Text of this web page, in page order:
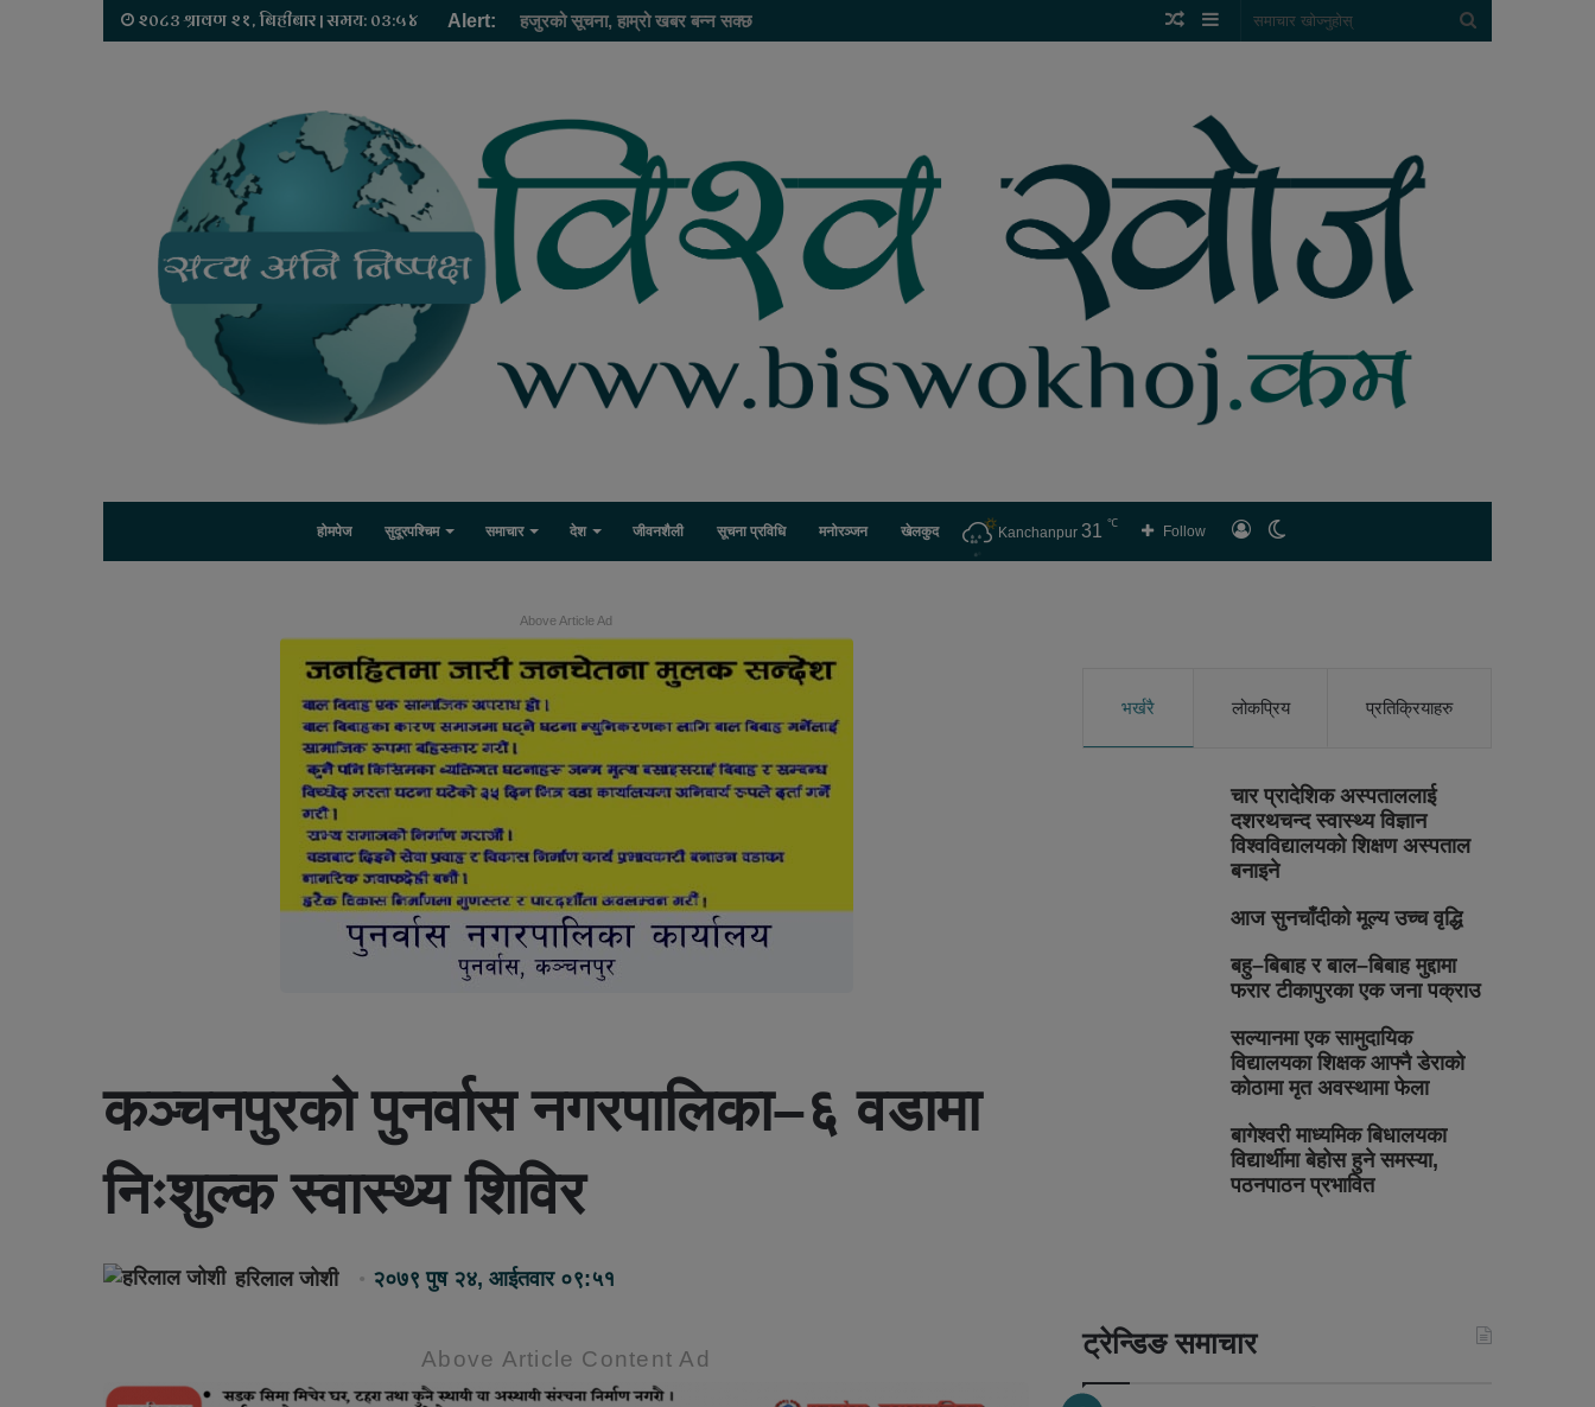
२०८३ श्रावण २१, बिहीबार | समय: ०३:५४ Alert: हजुरको सूचना, हाम्रो खबर बन्न सक्छ Sidebar
Random
होमपेज सुदूरपश्चिम समाचार देश जीवनशैली सूचना प्रविधि मनोरञ्जन खेलकुद लगइन
Follow
Kanchanpur 31 ℃
Above Article Ad
कञ्चनपुरको पुनर्वास नगरपालिका–६ वडामा
निःशुल्क स्वास्थ्य शिविर
हरिलाल जोशी २०७९ पुष २४, आईतवार ०९:५१
Above Article Content Ad
भर्खरै लोकप्रिय प्रतिक्रियाहरु
चार प्रादेशिक अस्पताललाई
दशरथचन्द स्वास्थ्य विज्ञान
विश्वविद्यालयको शिक्षण अस्पताल
बनाइने
आज सुनचाँदीको मूल्य उच्च वृद्धि
बहु–बिबाह र बाल–बिबाह मुद्दामा
फरार टीकापुरका एक जना पक्राउ
सल्यानमा एक सामुदायिक
विद्यालयका शिक्षक आफ्नै डेराको
कोठामा मृत अवस्थामा फेला
बागेश्वरी माध्यमिक बिधालयका
विद्यार्थीमा बेहोस हुने समस्या,
पठनपाठन प्रभावित
ट्रेन्डिङ समाचार